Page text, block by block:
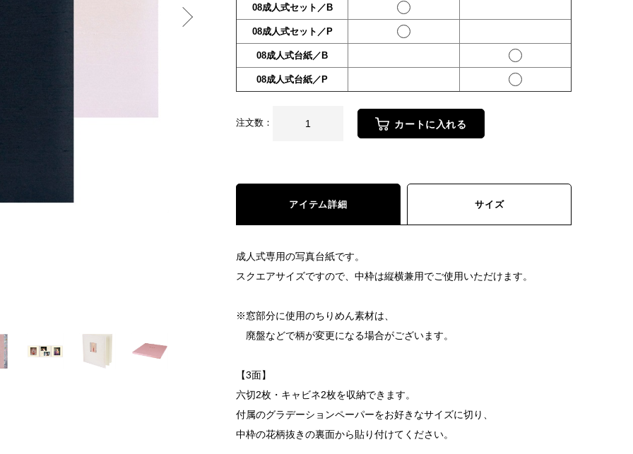
08成人式セット／B
08成人式セット／P
08成人式台紙／B
08成人式台紙／P
注文数： カートに入れる
アイテム詳細 サイズ
成人式専用の写真台紙です。
スクエアサイズですので、中枠は縦横兼用でご使用いただけます。
※窓部分に使用のちりめん素材は、
廃盤などで柄が変更になる場合がございます。
【3面】
六切2枚・キャビネ2枚を収納できます。
付属のグラデーションペーパーをお好きなサイズに切り、
中枠の花柄抜きの裏面から貼り付けてください。